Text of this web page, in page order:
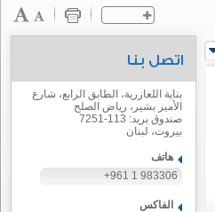
اتصل بنا
بناية اللعازرية، الطابق الرابع، شارع
الأمير بشير، رياض الصلح
صندوق بريد: 113-7251
بيروت، لبنان
هاتف
+961 1 983306
الفاكس